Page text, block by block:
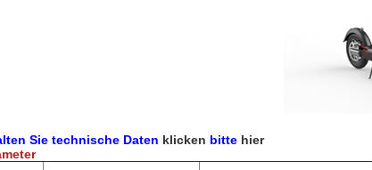
Sie technische Daten klicken bitte hier